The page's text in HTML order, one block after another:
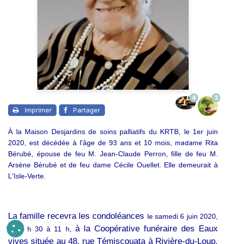
Imprimer Partager
4 3
À la Maison Desjardins de soins palliatifs du KRTB, le 1er juin
2020, est décédée à l'âge de 93 ans et 10 mois, madame Rita
Bérubé, épouse de feu M. Jean-Claude Perron,fille de feu M.
Arsène Bérubé et defeu dame Cécile Ouellet. Elle demeurait à
L'Isle-Verte.
La famille recevra les condoléances le samedi 6 juin 2020,
de 9 h 30 à 11 h, à la Coopérative funéraire des Eaux
vives située au 48, rue Témiscouata à Rivière-du-Loup.